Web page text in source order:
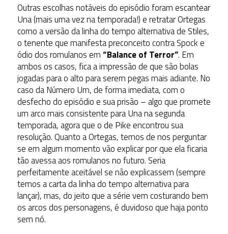
Outras escolhas notáveis do episódio foram escantear
Una (mais uma vez na temporada!) e retratar Ortegas
como a versão da linha do tempo alternativa de Stiles,
o tenente que manifesta preconceito contra Spock e
ódio dos romulanos em“Balance of Terror”. Em
ambos os casos, fica a impressão de que são bolas
jogadas para o alto para serem pegas mais adiante. No
caso da Número Um, de forma imediata, com o
desfecho do episódio e sua prisão – algo que promete
um arco mais consistente para Una na segunda
temporada, agora que o de Pike encontrou sua
resolução. Quanto a Ortegas, temos de nos perguntar
se em algum momento vão explicar por que ela ficaria
tão avessa aos romulanos no futuro. Seria
perfeitamente aceitável se não explicassem (sempre
temos a carta da linha do tempo alternativa para
lançar), mas, do jeito que a série vem costurando bem
os arcos dos personagens, é duvidoso que haja ponto
sem nó.